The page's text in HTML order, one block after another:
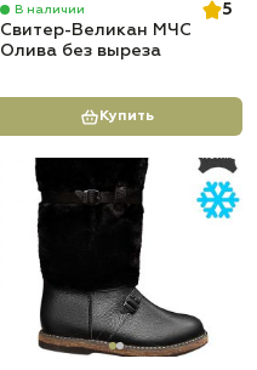
В наличии
5
Свитер-Великан МЧС
Олива без выреза
Купить